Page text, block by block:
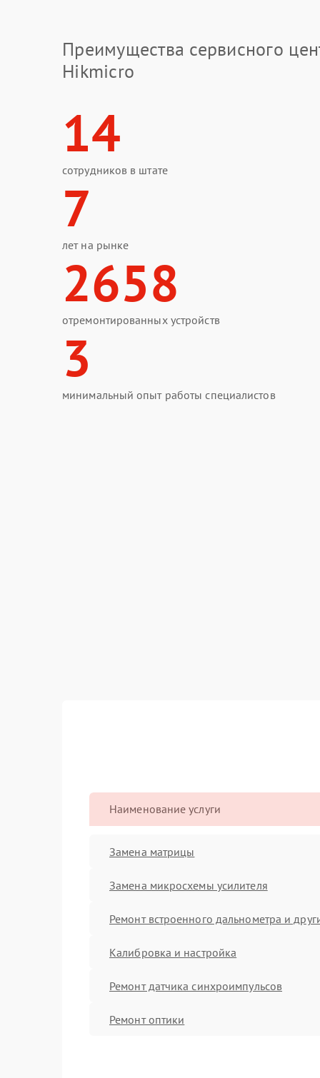
Преимущества сервисного
Hikmicro
14
сотрудников в штате
7
лет на рынке
2658
отремонтированных устройств
3
минимальный опыт работы специалистов
Наименование услуги
Замена матрицы
Замена микросхемы усилителя
Ремонт встроенного дальнометра и
Калибровка и настройка
Ремонт датчика синхроимпульсов
Ремонт оптики